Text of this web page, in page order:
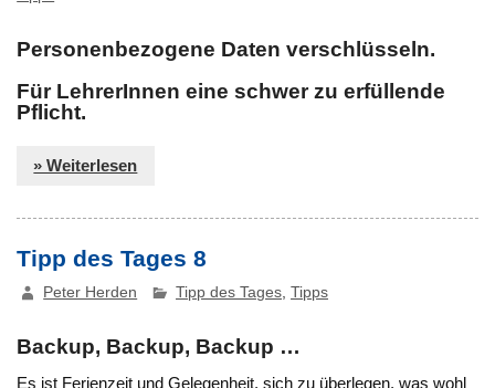
Personenbezogene Daten verschlüsseln.
Für LehrerInnen eine schwer zu erfüllende
Pflicht.
» Weiterlesen
Tipp des Tages 8
Peter Herden Tipp des Tages,Tipps
Backup, Backup, Backup …
Es ist Ferienzeit und Gelegenheit, sich zu überlegen, was wohl